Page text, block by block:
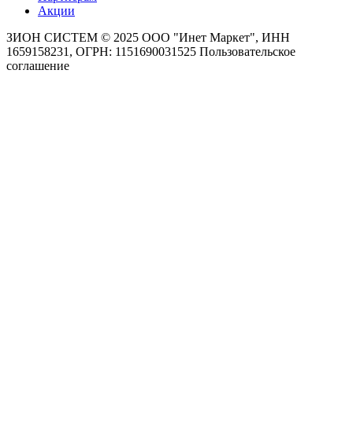
Акции
ЗИОН СИСТЕМ © 2025 ООО "Инет Маркет", ИНН
1659158231, ОГРН: 1151690031525 Пользовательское
соглашение